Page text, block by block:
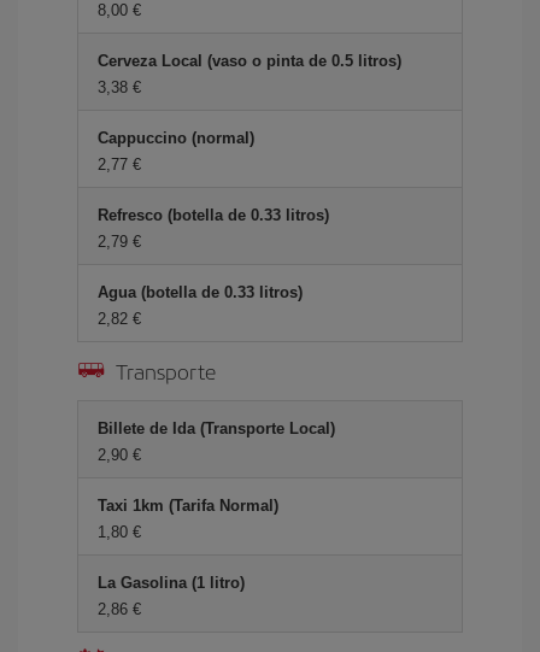
8,00 €
Cerveza Local (vaso o pinta de 0.5 litros)
3,38 €
Cappuccino (normal)
2,77 €
Refresco (botella de 0.33 litros)
2,79 €
Agua (botella de 0.33 litros)
2,82 €
Transporte
Billete de Ida (Transporte Local)
2,90 €
Taxi 1km (Tarifa Normal)
1,80 €
La Gasolina (1 litro)
2,86 €